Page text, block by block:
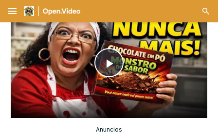
menu
Play
Video
Anuncios